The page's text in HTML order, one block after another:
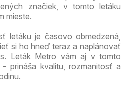
značiek, v tomto letáku
mieste.
letáku je časovo obmedzená,
si ho hneď teraz a naplánovať
Leták Metro vám aj v tomto
prináša kvalitu, rozmanitosť a